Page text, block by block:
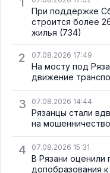
При поддержке
строится более
жилья (734)
2 07.08.2026 17:49
На мосту под
движение
3 07.08.2026 14:44
Рязанцы стали
на мошенничество
4 07.08.2026 15:31
В Рязани оценили
допобразования